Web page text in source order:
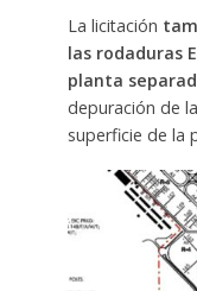
La licitación
las rodaduras
planta
depuración de
superficie de la